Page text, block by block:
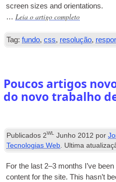
screen sizes and orientations.
… Leia o artigo completo
Tag: fundo,css, resolução,
Poucos artigos
do novo trabalho
Publicados2WL Junho 2012 por
Tecnologias Web. Ultima
For the last 2–3 months I’ve
con­tent for the site. This has­n’t